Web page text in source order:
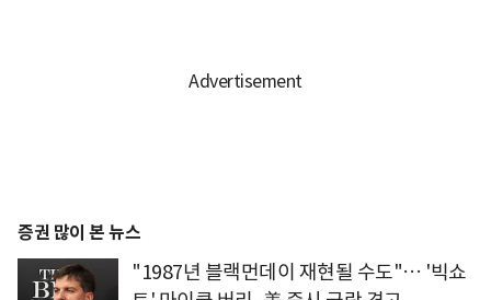
증권 많이 본 뉴스
"1987년 블랙먼데이 재현될 수도"… '빅쇼